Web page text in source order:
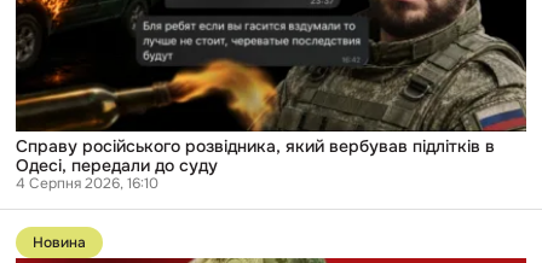
Одесі,
передали
до
Справу російського розвідника, який вербував підлітків в
Одесі, передали до суду
4 Серпня 2026, 16:10
Перейти
до
публікації
Новина